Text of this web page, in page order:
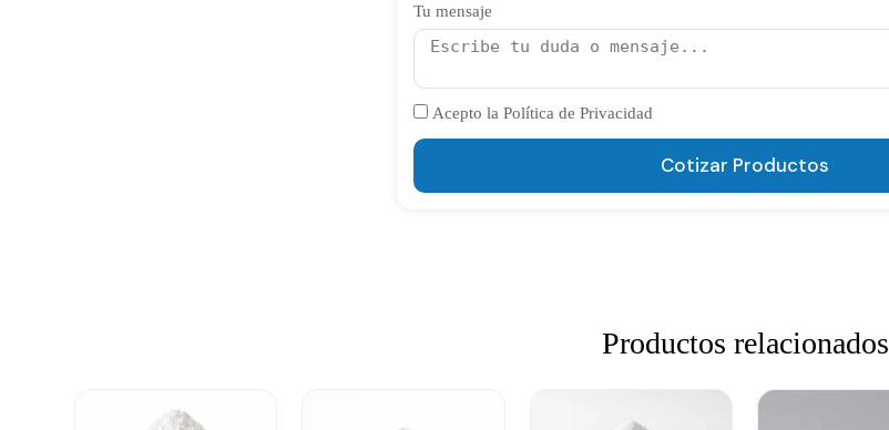
Tu mensaje
Acepto la Política de Privacidad
Cotizar Productos
Productos relacionados